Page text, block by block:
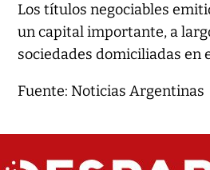
Los títulos negociables
un capital importante, a
sociedades domiciliadas en
Fuente: Noticias Argentinas